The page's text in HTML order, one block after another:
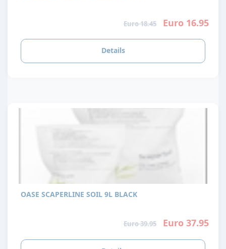
Euro 18.45 Euro 16.95
Details
OASE SCAPERLINE SOIL 9L BLACK
Euro 39.95 Euro 37.95